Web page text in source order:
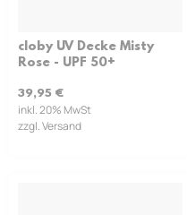
cloby UV Decke Misty
Rose - UPF 50+
39,95 €
inkl. 20% MwSt
zzgl. Versand